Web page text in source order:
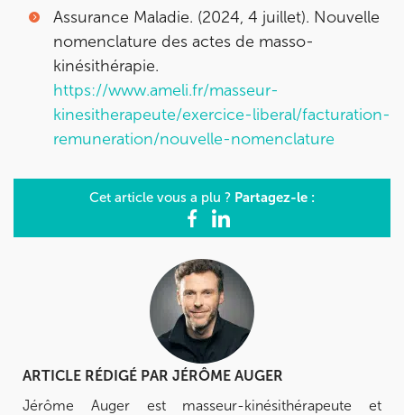
Assurance Maladie. (2024, 4 juillet). Nouvelle
nomenclature des actes de masso-
kinésithérapie.
https://www.ameli.fr/masseur-
kinesitherapeute/exercice-liberal/facturation-
remuneration/nouvelle-nomenclature
Cet article vous a plu ? Partagez-le :
ARTICLE RÉDIGÉ PAR JÉRÔME AUGER
Jérôme Auger est masseur-kinésithérapeute et